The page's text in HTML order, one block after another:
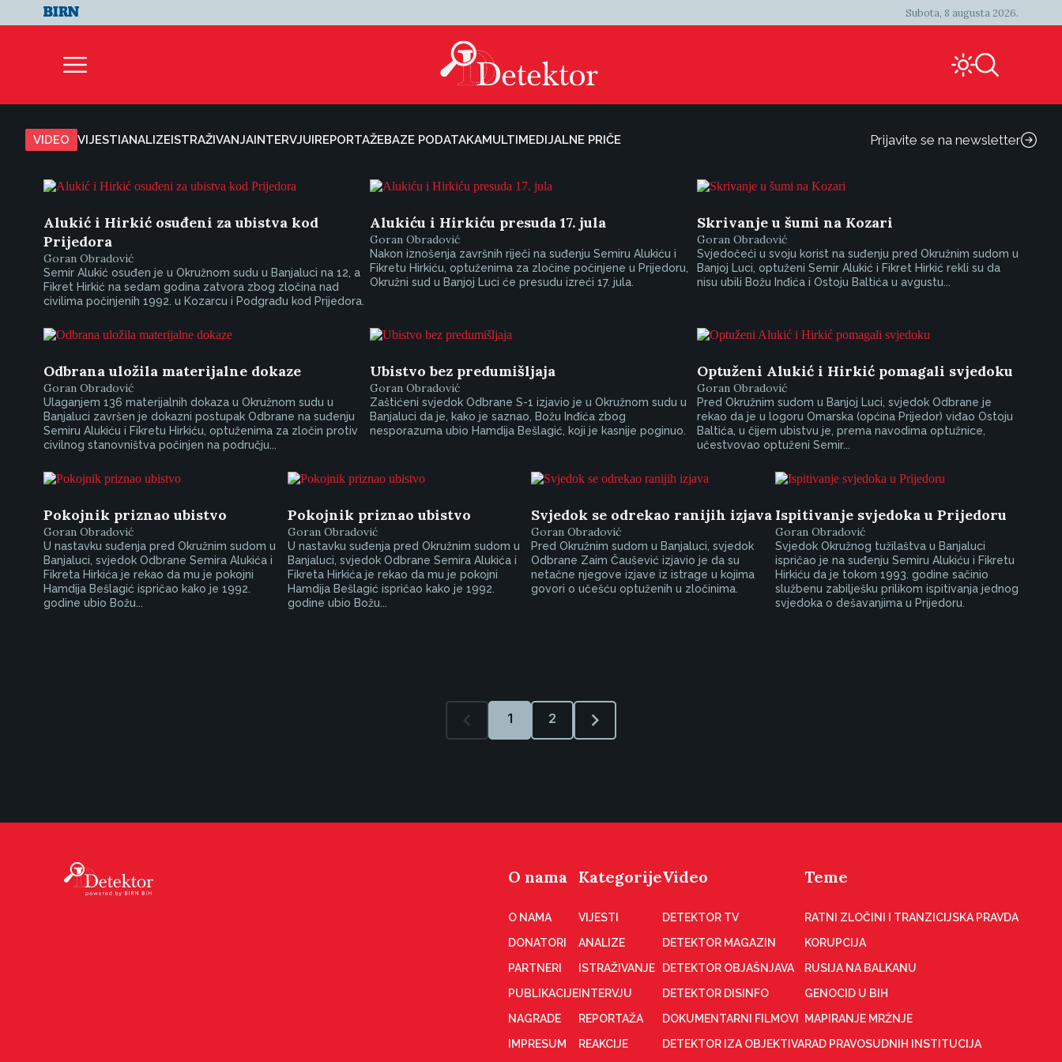
Subota, 8 augusta 2026.
VIDEO VIJESTIANALIZEISTRAŽIVANJAINTERVJUIREPORTAŽEBAZE PODATAKAMULTIMEDIJALNE PRIČE Prijavite se na newsletter
Alukić i Hirkić osuđeni za ubistva kod
Prijedora
Goran Obradović
Semir Alukić osuđen je u Okružnom sudu u Banjaluci na 12, a
Fikret Hirkić na sedam godina zatvora zbog zločina nad
civilima počinjenih 1992. u Kozarcu i Podgrađu kod Prijedora.
Alukiću i Hirkiću presuda 17. jula
Goran Obradović
Nakon iznošenja završnih riječi na suđenju Semiru Alukiću i
Fikretu Hirkiću, optuženima za zločine počinjene u Prijedoru,
Okružni sud u Banjoj Luci će presudu izreći 17. jula.
Skrivanje u šumi na Kozari
Goran Obradović
Svjedočeći u svoju korist na suđenju pred Okružnim sudom u
Banjoj Luci, optuženi Semir Alukić i Fikret Hirkić rekli su da
nisu ubili Božu Inđića i Ostoju Baltića u avgustu...
Odbrana uložila materijalne dokaze
Goran Obradović
Ulaganjem 136 materijalnih dokaza u Okružnom sudu u
Banjaluci završen je dokazni postupak Odbrane na suđenju
Semiru Alukiću i Fikretu Hirkiću, optuženima za zločin protiv
civilnog stanovništva počinjen na području...
Ubistvo bez predumišljaja
Goran Obradović
Zaštićeni svjedok Odbrane S-1 izjavio je u Okružnom sudu u
Banjaluci da je, kako je saznao, Božu Inđića zbog
nesporazuma ubio Hamdija Bešlagić, koji je kasnije poginuo.
Optuženi Alukić i Hirkić pomagali svjedoku
Goran Obradović
Pred Okružnim sudom u Banjoj Luci, svjedok Odbrane je
rekao da je u logoru Omarska (općina Prijedor) viđao Ostoju
Baltića, u čijem ubistvu je, prema navodima optužnice,
učestvovao optuženi Semir...
Pokojnik priznao ubistvo
Goran Obradović
U nastavku suđenja pred Okružnim sudom u
Banjaluci, svjedok Odbrane Semira Alukića i
Fikreta Hirkića je rekao da mu je pokojni
Hamdija Bešlagić ispričao kako je 1992.
godine ubio Božu...
Pokojnik priznao ubistvo
Goran Obradović
U nastavku suđenja pred Okružnim sudom u
Banjaluci, svjedok Odbrane Semira Alukića i
Fikreta Hirkića je rekao da mu je pokojni
Hamdija Bešlagić ispričao kako je 1992.
godine ubio Božu...
Svjedok se odrekao ranijih izjava
Goran Obradović
Pred Okružnim sudom u Banjaluci, svjedok
Odbrane Zaim Čaušević izjavio je da su
netačne njegove izjave iz istrage u kojima
govori o učešću optuženih u zločinima.
Ispitivanje svjedoka u Prijedoru
Goran Obradović
Svjedok Okružnog tužilaštva u Banjaluci
ispričao je na suđenju Semiru Alukiću i Fikretu
Hirkiću da je tokom 1993. godine sačinio
službenu zabilješku prilikom ispitivanja jednog
svjedoka o dešavanjima u Prijedoru.
1 2
O nama
O NAMA
DONATORI
PARTNERI
PUBLIKACIJE
NAGRADE
IMPRESUM
Kategorije
VIJESTI
ANALIZE
ISTRAŽIVANJE
INTERVJU
REPORTAŽA
REAKCIJE
Video
DETEKTOR TV
DETEKTOR MAGAZIN
DETEKTOR OBJAŠNJAVA
DETEKTOR DISINFO
DOKUMENTARNI FILMOVI
DETEKTOR IZA OBJEKTIVA
Teme
RATNI ZLOČINI I TRANZICIJSKA PRAVDA
KORUPCIJA
RUSIJA NA BALKANU
GENOCID U BIH
MAPIRANJE MRŽNJE
RAD PRAVOSUDNIH INSTITUCIJA